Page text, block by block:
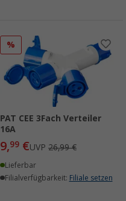
%
PAT CEE 3Fach Verteiler
16A
9,99 €UVP 26,99 €
Lieferbar
Filialverfügbarkeit: Filiale setzen